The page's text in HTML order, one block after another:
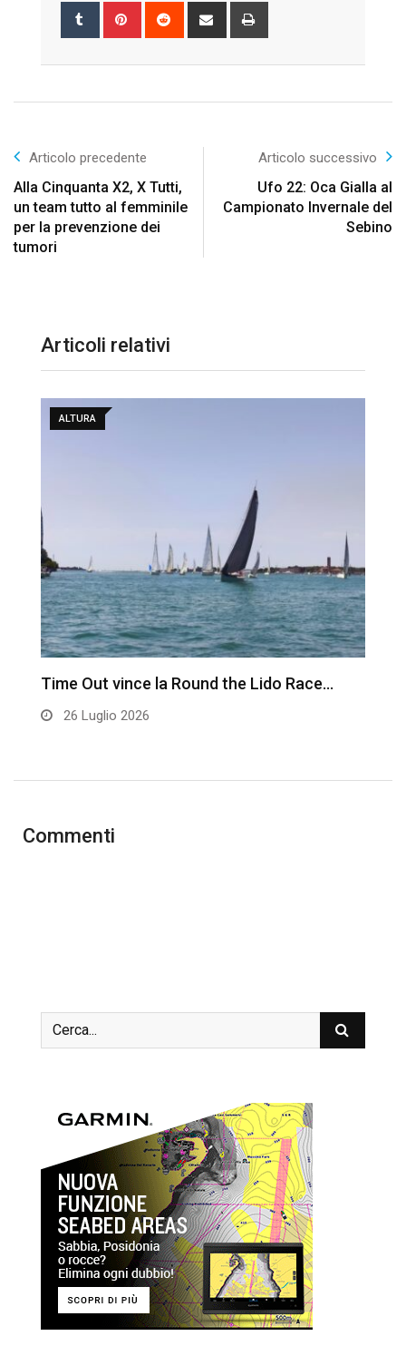
Tumblr Pinterest Reddit
Share
Articolo precedente
Alla Cinquanta X2, X Tutti,
un team tutto al femminile
per la prevenzione dei
tumori
Articolo successivo
Ufo 22: Oca Gialla al
Campionato Invernale del
Sebino
Articoli relativi
ALTURA
Time Out vince la Round the Lido Race…
26 Luglio 2026
Commenti